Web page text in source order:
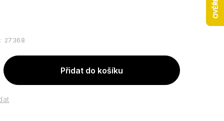
27368
Přidat do košíku